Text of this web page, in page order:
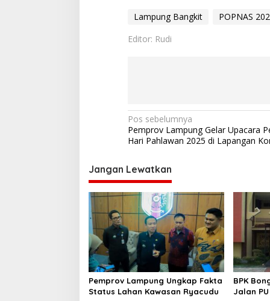
Lampung Bangkit
POPNAS
Editor: Rudi
N
a
i
g
s
i
p
o
s
Pos sebelumnya
Pemprov Lampung Gelar Upacara
Hari Pahlawan 2025 di Lapangan
Jangan Lewatkan
Pemprov Lampung Ungkap Fakta
Status Lahan Kawasan Ryacudu
BPK
Jalan